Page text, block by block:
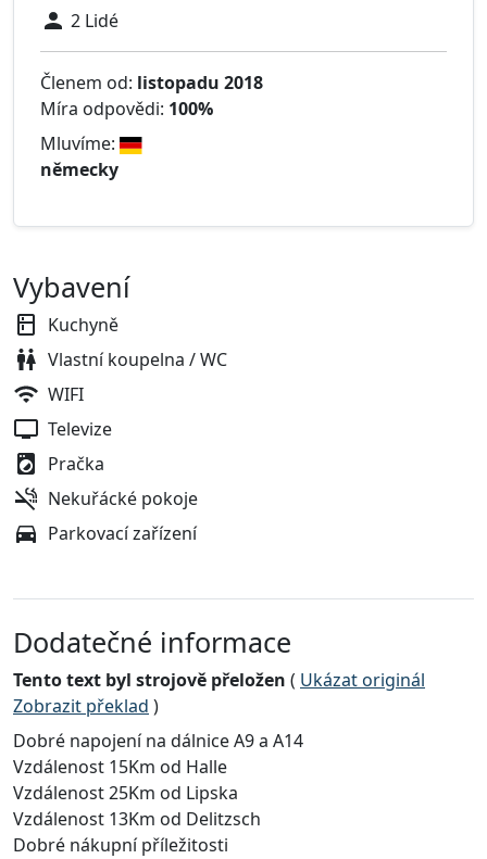
2 Lidé
Členem od: listopadu 2018
Míra odpovědi: 100%
Mluvíme:
německy
Vybavení
Kuchyně
Vlastní koupelna / WC
WIFI
Televize
Pračka
Nekuřácké pokoje
Parkovací zařízení
Dodatečné informace
Tento text byl strojově přeložen ( Ukázat originál
Zobrazit překlad )
Dobré napojení na dálnice A9 a A14
Vzdálenost 15Km od Halle
Vzdálenost 25Km od Lipska
Vzdálenost 13Km od Delitzsch
Dobré nákupní příležitosti